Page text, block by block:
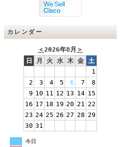
カレンダー
＜2026年8月 ＞
日
月 火 水 木 金 土
1
2
3 4 5 6 7
8
9 10 11 12 13 14 15
16 17 18 19 20 21 22
23 24 25 26 27 28 29
30 31
今日